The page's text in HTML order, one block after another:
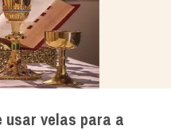
usar velas para a